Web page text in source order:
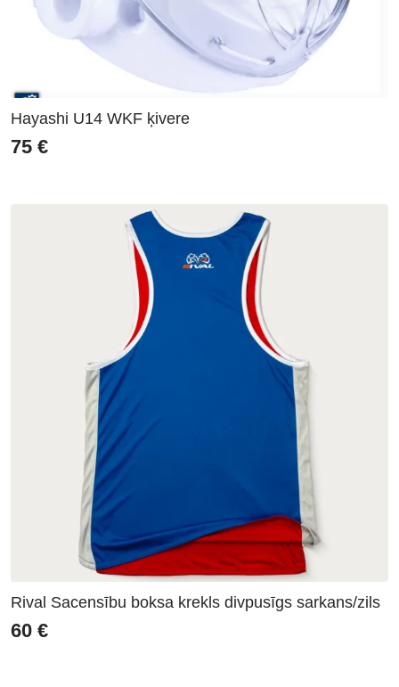
Hayashi U14 WKF ķivere
75 €
Rival Sacensību boksa krekls divpusīgs sarkans/zils
60 €